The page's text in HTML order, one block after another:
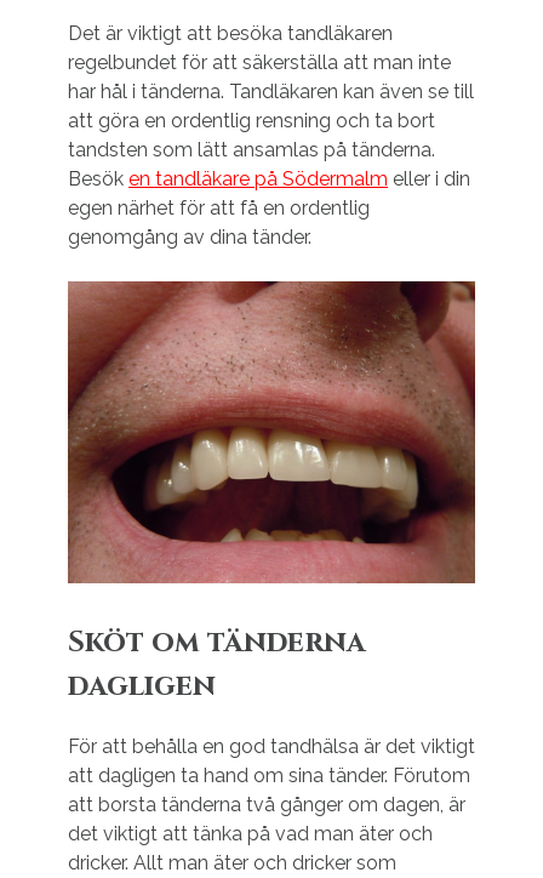
Det är viktigt att besöka tandläkaren
regelbundet för att säkerställa att man inte
har hål i tänderna. Tandläkaren kan även se till
att göra en ordentlig rensning och ta bort
tandsten som lätt ansamlas på tänderna.
Besök en tandläkare på Södermalm eller i din
egen närhet för att få en ordentlig
genomgång av dina tänder.
Sköt om tänderna
dagligen
För att behålla en god tandhälsa är det viktigt
att dagligen ta hand om sina tänder. Förutom
att borsta tänderna två gånger om dagen, är
det viktigt att tänka på vad man äter och
dricker. Allt man äter och dricker som